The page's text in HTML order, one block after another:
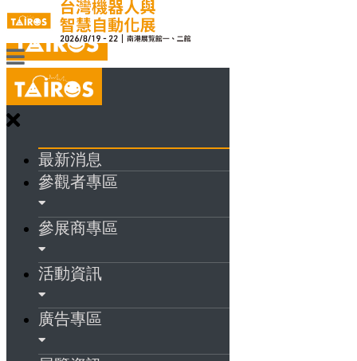
最新消息
參觀者專區
參展商專區
活動資訊
廣告專區